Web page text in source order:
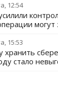
12:54
могут
15:53
хранить
стало